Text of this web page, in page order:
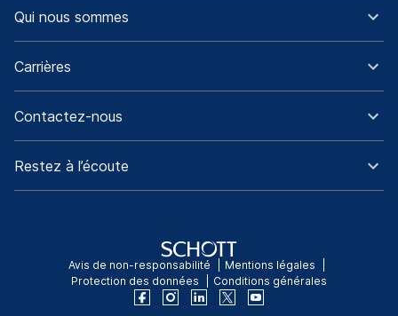
Qui nous sommes
Carrières
Contactez-nous
Restez à l’écoute
Avis de non-responsabilité
Mentions légales
Protection des données
Conditions générales